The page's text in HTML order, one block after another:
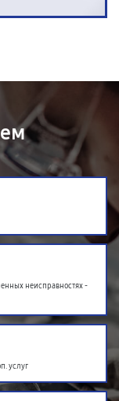
неисправностях -
услуг